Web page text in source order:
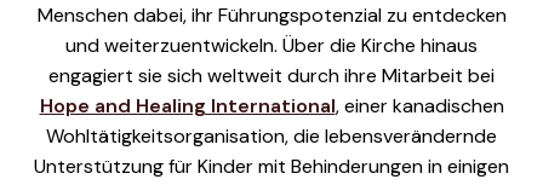
Menschen dabei, ihr Führungspotenzial zu entdecken
und weiterzuentwickeln. Über die Kirche hinaus
engagiert sie sich weltweit durch ihre Mitarbeit bei
Hope and Healing International, einer kanadischen
Wohltätigkeitsorganisation, die lebensverändernde
Unterstützung für Kinder mit Behinderungen in einigen